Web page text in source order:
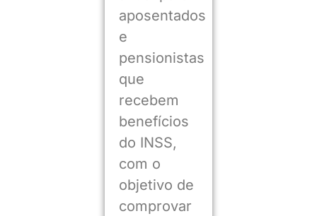
aposentados
e
pensionistas
que
recebem
benefícios
do INSS,
com o
objetivo de
comprovar